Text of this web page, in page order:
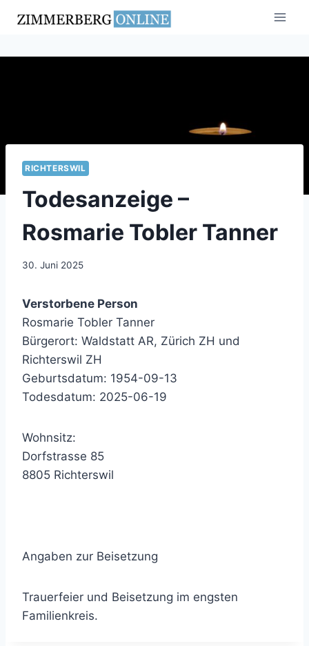
Inhalt
RICHTERSWIL
Todesanzeige –
Rosmarie Tobler Tanner
30. Juni 2025
Verstorbene Person
Rosmarie Tobler Tanner
Bürgerort: Waldstatt AR, Zürich ZH und
Richterswil ZH
Geburtsdatum: 1954-09-13
Todesdatum: 2025-06-19
Wohnsitz:
Dorfstrasse 85
8805 Richterswil
Angaben zur Beisetzung
Trauerfeier und Beisetzung im engsten
Familienkreis.